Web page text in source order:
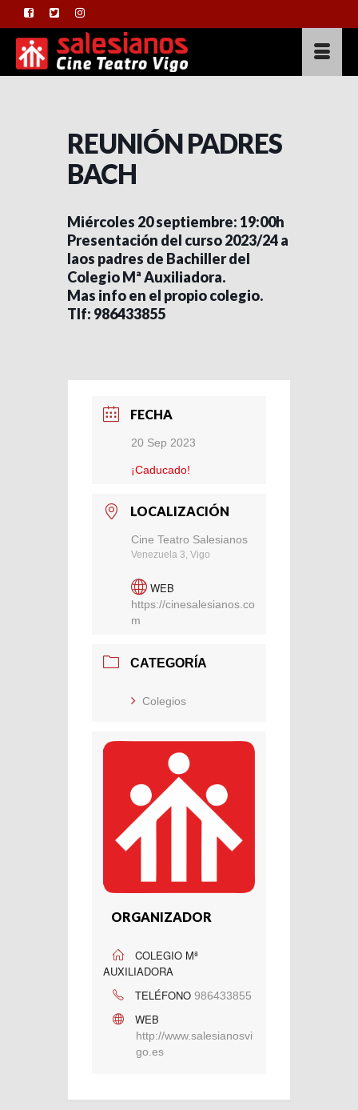
REUNIÓN PADRES
BACH
Miércoles 20 septiembre: 19:00h
Presentación del curso 2023/24 a
laos padres de Bachiller del
Colegio Mª Auxiliadora.
Mas info en el propio colegio.
Tlf: 986433855
FECHA
20 Sep 2023
¡Caducado!
LOCALIZACIÓN
Cine Teatro Salesianos
Venezuela 3, Vigo
WEB
https://cinesalesianos.co
m
CATEGORÍA
Colegios
ORGANIZADOR
COLEGIO Mª
AUXILIADORA
TELÉFONO 986433855
WEB
http://www.salesianosvi
go.es